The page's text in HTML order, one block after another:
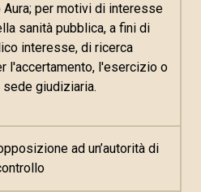
per motivi di interesse
sanità pubblica, a fini di
interesse, di ricerca
l'accertamento, l'esercizio o
giudiziaria.
ad un’autorità di